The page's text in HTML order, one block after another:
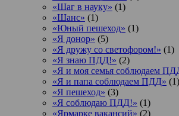
«Шаг в науку» (1)
«Шанс» (1)
«Юный пешеход» (1)
«Я донор» (5)
«Я дружу со светофором!» (1)
«Я знаю ПДД!» (2)
«Я и моя семья соблюдаем
«Я и папа соблюдаем ПДД» (1)
«Я пешеход» (3)
«Я соблюдаю ПДД!» (1)
«Ярмарке вакансий» (2)